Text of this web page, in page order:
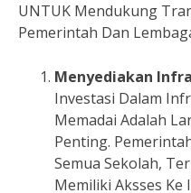
UNTUK Mendukung
Pemerintah Dan
Menyediakan
Investasi Dalam
Memadai Adalah
Penting.
Semua Sekolah,
Memiliki Aksses